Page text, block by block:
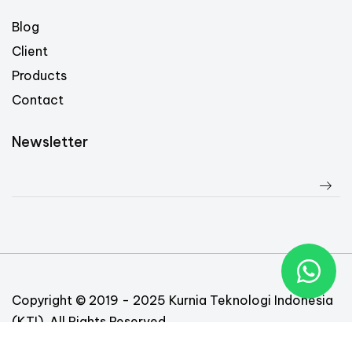
Blog
Client
Products
Contact
Newsletter
Copyright © 2019 - 2025 Kurnia Teknologi Indonesia
(KTI). All Rights Reserved